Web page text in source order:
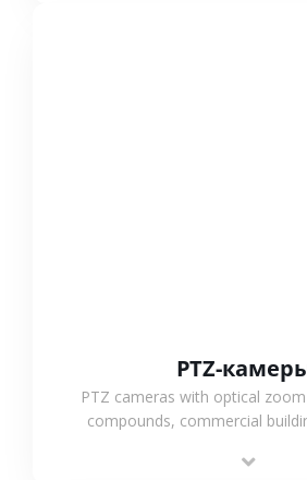
PTZ-
PTZ cameras with optical
compounds, commercial
monitoring and flexible